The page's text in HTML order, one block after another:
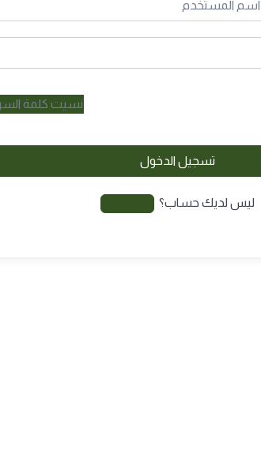
نسيت كلمة
تسجيل الدخول
ليس لديك حساب؟